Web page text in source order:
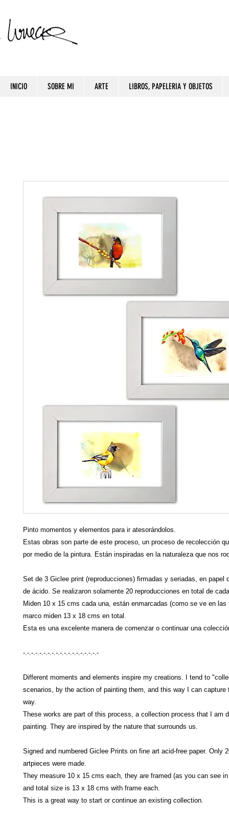
INICIO SOBRE MI ARTE LIBROS, PAPELERIA Y OBJETOS
Pinto momentos y elementos para ir atesorándolos.
Estas obras son parte de este proceso, un proceso de recolección
por medio de la pintura. Están inspiradas en la naturaleza que nos
Set de 3 Giclee print (reproducciones) firmadas y seriadas, en papel
de ácido. Se realizaron solamente 20 reproducciones en total de
Miden 10 x 15 cms cada una, están enmarcadas (como se ve en
marco miden 13 x 18 cms en total.
Esta es una excelente manera de comenzar o continuar una
-.-.-.-.-.-.-.-.-.-.-.-.-.-.-.-.-.-.-
Different moments and elements inspire my creations. I tend to
scenarios, by the action of painting them, and this way I can capture
way.
These works are part of this process, a collection process that I am
painting. They are inspired by the nature that surrounds us.
Signed and numbered Giclee Prints on fine art acid-free paper. Only
artpieces were made.
They measure 10 x 15 cms each, they are framed (as you can see
and total size is 13 x 18 cms with frame each.
This is a great way to start or continue an existing collection.